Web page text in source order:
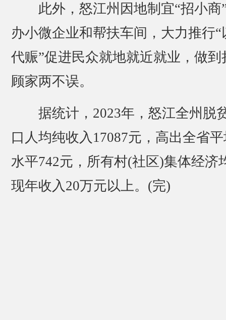
此外，怒江州因地制宜“招小商
办小微企业和帮扶车间，大力推行“
代赈”促进民众就地就近就业，做到
顾家两不误。
据统计，2023年，怒江全州脱
口人均纯收入17087元，高出全省
水平742元，所有村(社区)集体经济
现年收入20万元以上。(完)